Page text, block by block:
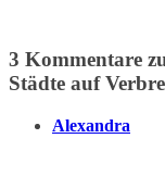
3 Kommentare
Städte auf
Alexandra